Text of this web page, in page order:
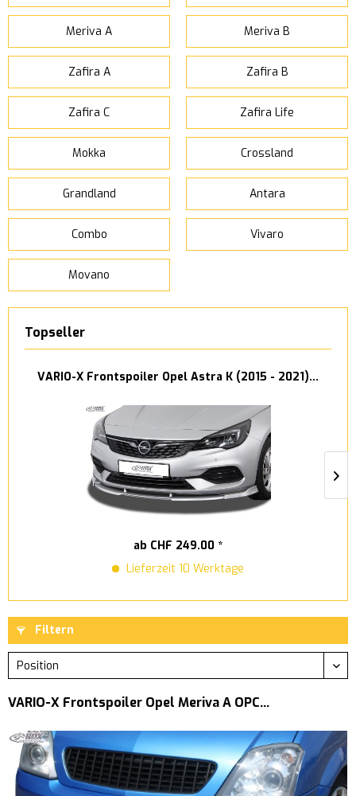
Meriva A Meriva B
Zafira A Zafira B
Zafira C Zafira Life
Mokka Crossland
Grandland Antara
Combo Vivaro
Movano
Topseller
VARIO-X Frontspoiler Opel Astra K (2015 - 2021)...
ab CHF 249.00 *
Lieferzeit 10 Werktage
Filtern
VARIO-X Frontspoiler Opel Meriva A OPC...